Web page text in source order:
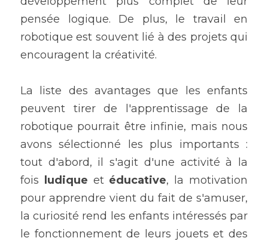
pensée logique. De plus, le travail en
robotique est souvent lié à des projets qui
encouragent la créativité.
La liste des avantages que les enfants
peuvent tirer de l'apprentissage de la
robotique pourrait être infinie, mais nous
avons sélectionné les plus importants :
tout d'abord, il s'agit d'une activité à la
fois
ludique et éducative, la motivation
pour apprendre vient du fait de s'amuser,
la curiosité rend les enfants intéressés par
le fonctionnement de leurs jouets et des